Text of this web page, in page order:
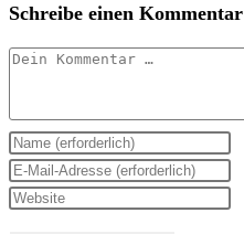
Schreibe einen Kommentar
Kommentar
Gib
deinen
Namen
Gib
deine
Gib